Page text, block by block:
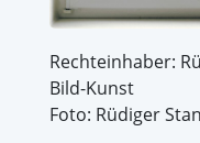
Rechteinhaber:
Bild-Kunst
Foto: Rüdiger